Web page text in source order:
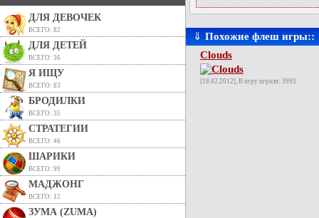
ДЛЯ ДЕВОЧЕК
ВСЕГО: 82
ДЛЯ ДЕТЕЙ
ВСЕГО: 36
Я ИЩУ
ВСЕГО: 83
БРОДИЛКИ
ВСЕГО: 35
СТРАТЕГИИ
ВСЕГО: 46
ШАРИКИ
ВСЕГО: 99
МАДЖОНГ
ВСЕГО: 12
ЗУМА (ZUMA)
⇓ Похожие флеш игры::
Clouds
[18.02.2012], В игру играли: 3993